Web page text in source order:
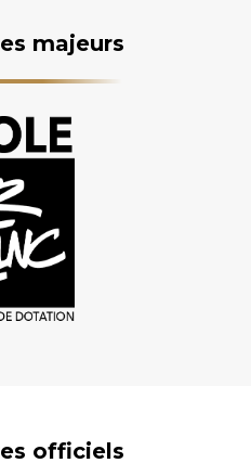
majeurs
officiels